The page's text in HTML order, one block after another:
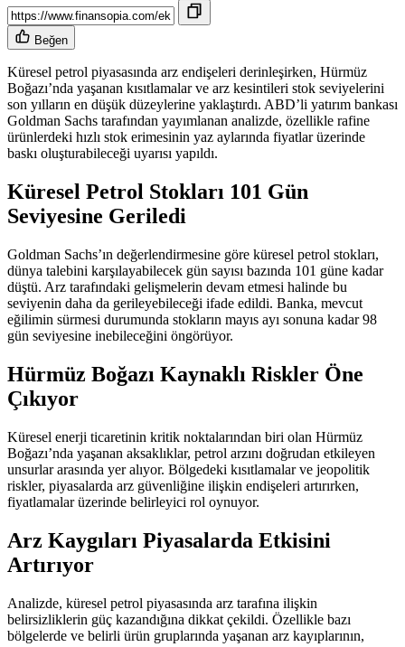
Beğen
Küresel petrol piyasasında arz endişeleri derinleşirken, Hürmüz
Boğazı’nda yaşanan kısıtlamalar ve arz kesintileri stok seviyelerini
son yılların en düşük düzeylerine yaklaştırdı. ABD’li yatırım bankası
Goldman Sachs tarafından yayımlanan analizde, özellikle rafine
ürünlerdeki hızlı stok erimesinin yaz aylarında fiyatlar üzerinde
baskı oluşturabileceği uyarısı yapıldı.
Küresel Petrol Stokları 101 Gün
Seviyesine Geriledi
Goldman Sachs’ın değerlendirmesine göre küresel petrol stokları,
dünya talebini karşılayabilecek gün sayısı bazında 101 güne kadar
düştü. Arz tarafındaki gelişmelerin devam etmesi halinde bu
seviyenin daha da gerileyebileceği ifade edildi. Banka, mevcut
eğilimin sürmesi durumunda stokların mayıs ayı sonuna kadar 98
gün seviyesine inebileceğini öngörüyor.
Hürmüz Boğazı Kaynaklı Riskler Öne
Çıkıyor
Küresel enerji ticaretinin kritik noktalarından biri olan Hürmüz
Boğazı’nda yaşanan aksaklıklar, petrol arzını doğrudan etkileyen
unsurlar arasında yer alıyor. Bölgedeki kısıtlamalar ve jeopolitik
riskler, piyasalarda arz güvenliğine ilişkin endişeleri artırırken,
fiyatlamalar üzerinde belirleyici rol oynuyor.
Arz Kaygıları Piyasalarda Etkisini
Artırıyor
Analizde, küresel petrol piyasasında arz tarafına ilişkin
belirsizliklerin güç kazandığına dikkat çekildi. Özellikle bazı
bölgelerde ve belirli ürün gruplarında yaşanan arz kayıplarının,